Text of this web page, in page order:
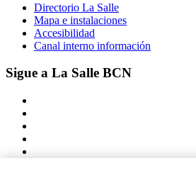
Directorio La Salle
Mapa e instalaciones
Accesibilidad
Canal interno información
Sigue a La Salle BCN